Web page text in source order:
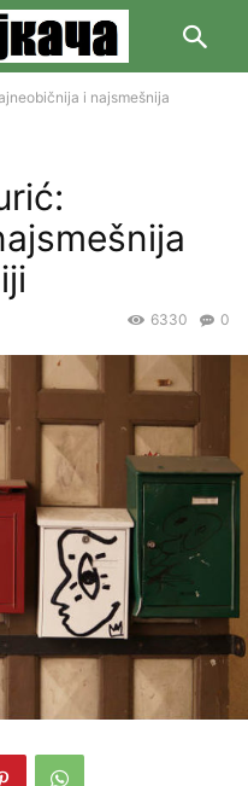
i najsmešnija
0
6330